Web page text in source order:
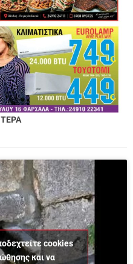
cookies
και να